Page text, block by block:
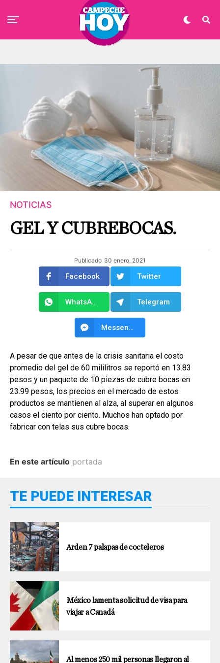
NOTICIAS
GEL Y CUBREBOCAS.
Publicado 30 enero, 2021
Facebook Twitter
WhatsApp Telegram
Messenger
A pesar de que antes de la crisis sanitaria el costo
promedio del gel de 60 mililitros se reportó en 13.83
pesos y un paquete de 10 piezas de cubre bocas en
23.99 pesos, los precios en el mercado de estos
productos se mantienen al alza, al superar en algunos
casos el ciento por ciento. Muchos han optado por
fabricar con telas sus cubre bocas.
En este artículo portada
TE PUEDE INTERESAR
Arden 7 palapas de cocteleros
México lamenta solicitud de visa para
viajar a Canadá
Al menos 250 mil personas llegaron al